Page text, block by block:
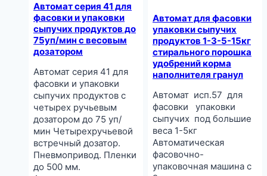
Автомат серия 41 для
фасовки и упаковки
сыпучих продуктов до
75уп/мин с весовым
дозатором
Автомат серия 41 для
фасовки и упаковки
сыпучих продуктов с
четырех ручьевым
дозатором до 75 уп/
мин Четырехручьевой
встречный дозатор.
Пневмопривод. Пленки
до 500 мм.
Автомат для фасовки
упаковки сыпучих
продуктов 1-3-5-15кг
стирального порошка
удобрений корма
наполнителя гранул
Автомат исп.57 для
фасовки упаковки
сыпучих под большие
веса 1-5кг
Автоматическая
фасовочно-
упаковочная машина с